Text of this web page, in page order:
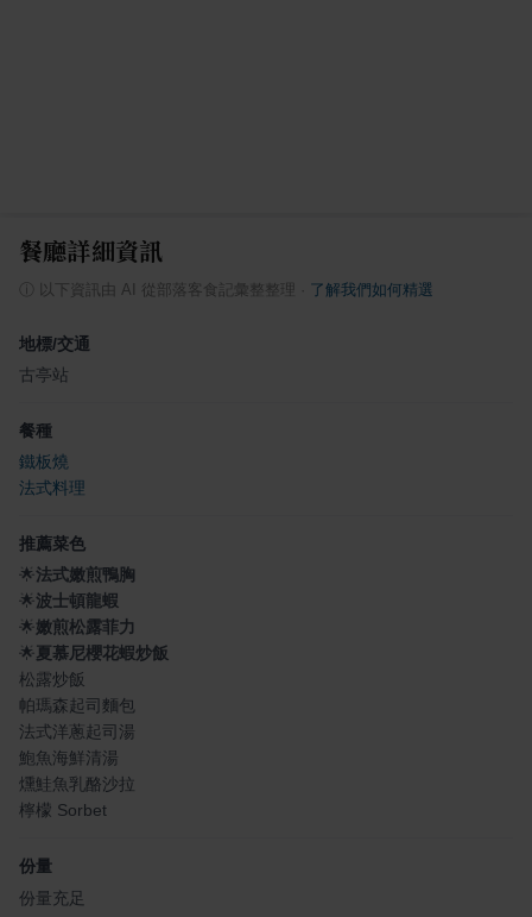
餐廳詳細資訊
以下資訊由 AI 從部落客食記彙整整理 了解我們如何精選
地標/交通
古亭站
餐種
鐵板燒
法式料理
推薦菜色
🌟法式嫩煎鴨胸
🌟波士頓龍蝦
🌟嫩煎松露菲力
🌟夏慕尼櫻花蝦炒飯
松露炒飯
帕瑪森起司麵包
法式洋蔥起司湯
鮑魚海鮮清湯
燻鮭魚乳酪沙拉
檸檬 Sorbet
份量
份量充足